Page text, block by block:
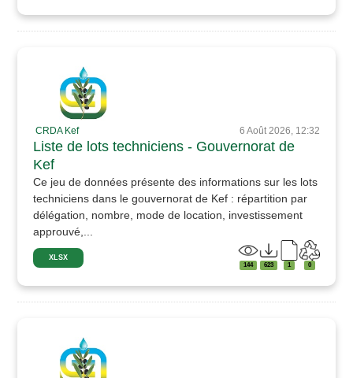
CRDA Kef 6 Août 2026, 12:32
Liste de lots techniciens - Gouvernorat de
Kef
Ce jeu de données présente des informations sur les lots
techniciens dans le gouvernorat de Kef : répartition par
délégation, nombre, mode de location, investissement
approuvé,...
XLSX
144 623 1 0